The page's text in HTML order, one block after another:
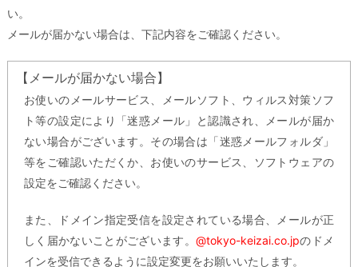
い。
メールが届かない場合は、下記内容をご確認ください。
【メールが届かない場合】
お使いのメールサービス、メールソフト、ウィルス対策ソフ
ト等の設定により「迷惑メール」と認識され、メールが届か
ない場合がございます。その場合は「迷惑メールフォルダ」
等をご確認いただくか、お使いのサービス、ソフトウェアの
設定をご確認ください。
また、ドメイン指定受信を設定されている場合、メールが正
しく届かないことがございます。@tokyo-keizai.co.jpのドメ
インを受信できるように設定変更をお願いいたします。